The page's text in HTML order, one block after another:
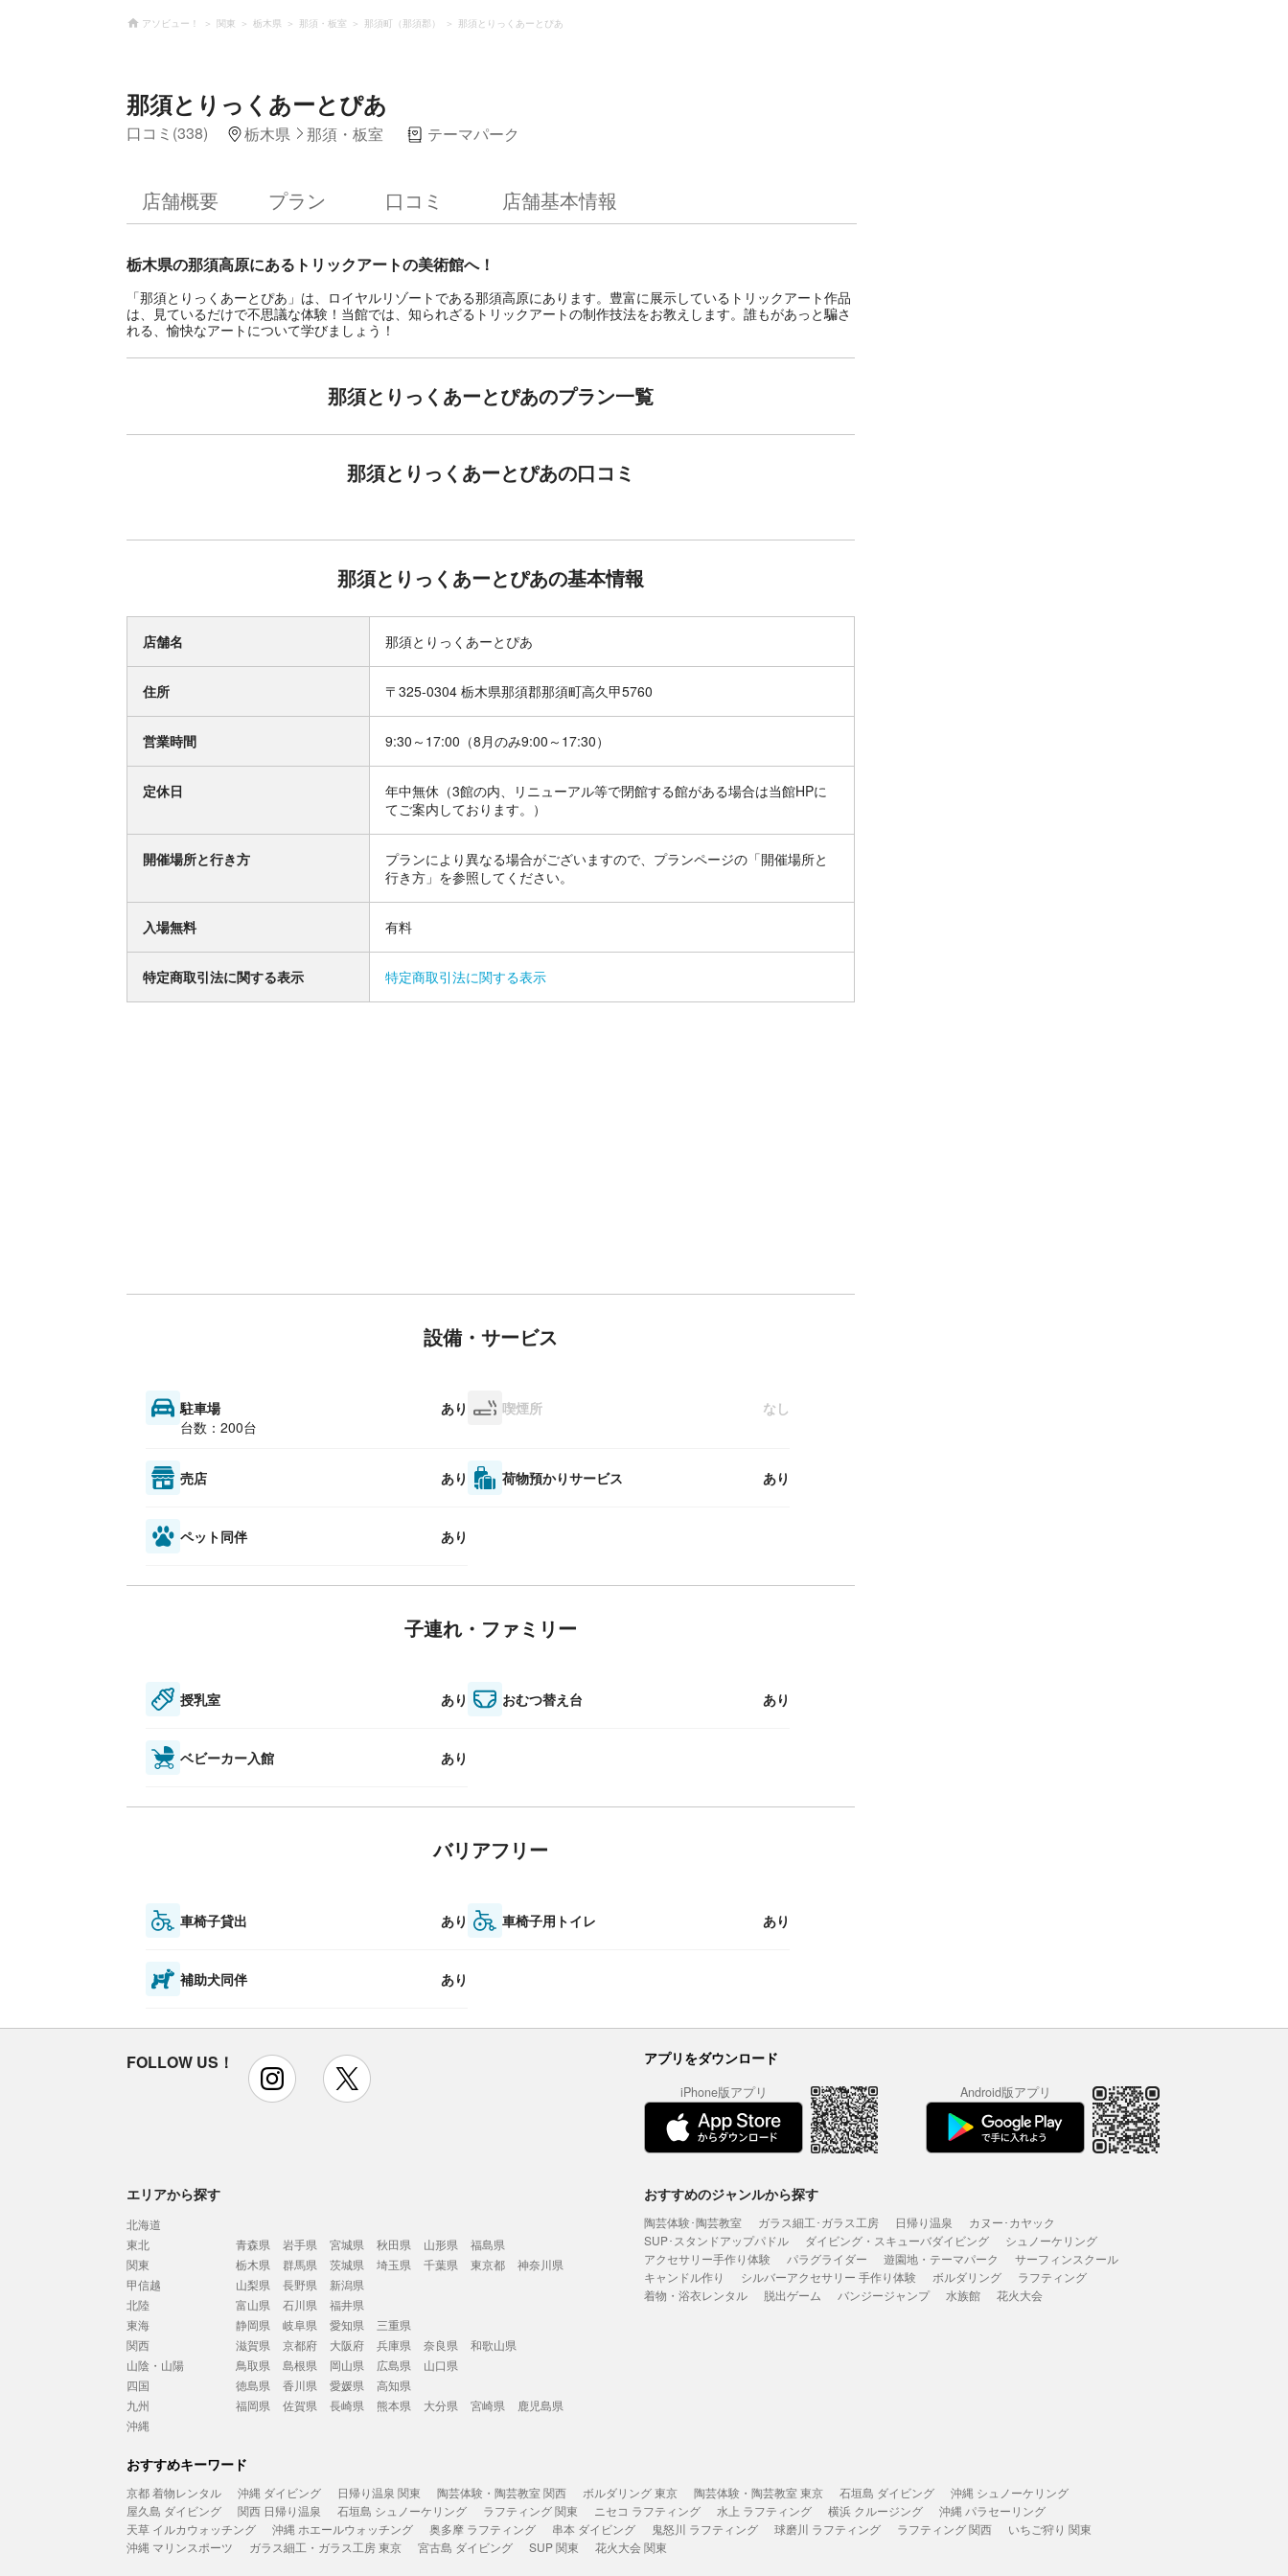
アソビュー！ 関東 栃木県 那須・板室 那須町（那須郡） 那須とりっくあーとぴあ
那須とりっくあーとぴあ
口コミ(338) 栃木県 那須・板室 テーマパーク
店舗概要 プラン 口コミ 店舗基本情報
栃木県の那須高原にあるトリックアートの美術館へ！
「那須とりっくあーとぴあ」は、ロイヤルリゾートである那須高原にあります。豊富に展示しているトリックアート作品
は、見ているだけで不思議な体験！当館では、知られざるトリックアートの制作技法をお教えします。誰もがあっと騙さ
れる、愉快なアートについて学びましょう！
那須とりっくあーとぴあのプラン一覧
那須とりっくあーとぴあの口コミ
那須とりっくあーとぴあの基本情報
店舗名 那須とりっくあーとぴあ
住所 〒325-0304 栃木県那須郡那須町高久甲5760
営業時間 9:30～17:00（8月のみ9:00～17:30）
定休日
年中無休（3館の内、リニューアル等で閉館する館がある場合は当館HPに
てご案内しております。）
開催場所と行き方
プランにより異なる場合がございますので、プランページの「開催場所と
行き方」を参照してください。
入場無料 有料
特定商取引法に関する表示 特定商取引法に関する表示
設備・サービス
駐車場
あり
台数：200台
喫煙所 なし
売店 あり 荷物預かりサービス あり
ペット同伴 あり
子連れ・ファミリー
授乳室 あり おむつ替え台 あり
ベビーカー入館 あり
バリアフリー
車椅子貸出 あり 車椅子用トイレ あり
補助犬同伴 あり
FOLLOW US！ instagram アプリをダウンロード
iPhone版アプリ Android版アプリ
エリアから探す
北海道
東北
青森県 岩手県 宮城県 秋田県 山形県
福島県
関東
栃木県 群馬県 茨城県 埼玉県 千葉県 東京都
神奈川県
甲信越
山梨県 長野県
新潟県
北陸
富山県 石川県
福井県
東海
静岡県 岐阜県 愛知県
三重県
関西
滋賀県 京都府 大阪府 兵庫県 奈良県
和歌山県
山陰・山陽
鳥取県 島根県 岡山県 広島県
山口県
四国
徳島県 香川県 愛媛県
高知県
九州
福岡県 佐賀県 長崎県 熊本県 大分県 宮崎県
鹿児島県
沖縄
おすすめのジャンルから探す
陶芸体験･陶芸教室 ガラス細工･ガラス工房 日帰り温泉
カヌー･カヤック
SUP･スタンドアップパドル
ダイビング・スキューバダイビング
シュノーケリング
アクセサリー手作り体験
パラグライダー 遊園地・テーマパーク
サーフィンスクール
キャンドル作り
シルバーアクセサリー 手作り体験 ボルダリング
ラフティング
着物・浴衣レンタル
脱出ゲーム バンジージャンプ 水族館 花火大会
おすすめキーワード
京都 着物レンタル 沖縄 ダイビング 日帰り温泉 関東 陶芸体験・陶芸教室 関西 ボルダリング 東京 陶芸体験・陶芸教室 東京 石垣島 ダイビング
沖縄 シュノーケリング
屋久島 ダイビング
関西 日帰り温泉 石垣島 シュノーケリング ラフティング 関東 ニセコ ラフティング 水上 ラフティング 横浜 クルージング
沖縄 パラセーリング
天草 イルカウォッチング
沖縄 ホエールウォッチング 奥多摩 ラフティング 串本 ダイビング 鬼怒川 ラフティング 球磨川 ラフティング ラフティング 関西
いちご狩り 関東
沖縄 マリンスポーツ
ガラス細工・ガラス工房 東京 宮古島 ダイビング SUP 関東 花火大会 関東